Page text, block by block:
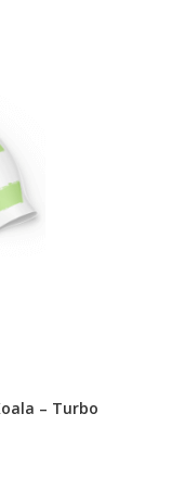
– Turbo